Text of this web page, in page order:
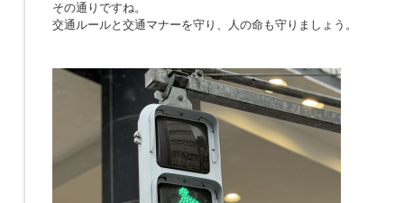
その通りですね。
交通ルールと交通マナーを守り、人の命も守りましょう。